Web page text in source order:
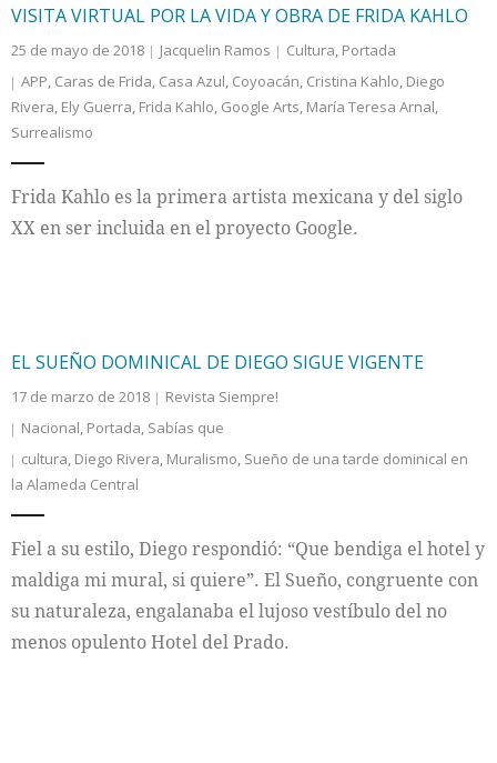
VISITA VIRTUAL POR LA VIDA Y OBRA DE FRIDA KAHLO
25 de mayo de 2018 Jacquelin Ramos Cultura, Portada
APP, Caras de Frida, Casa Azul, Coyoacán, Cristina Kahlo, Diego
Rivera, Ely Guerra, Frida Kahlo, Google Arts, María Teresa Arnal,
Surrealismo
Frida Kahlo es la primera artista mexicana y del siglo
XX en ser incluida en el proyecto Google.
EL SUEÑO DOMINICAL DE DIEGO SIGUE VIGENTE
17 de marzo de 2018
Revista Siempre!
Nacional, Portada, Sabías que
cultura, Diego Rivera, Muralismo, Sueño de una tarde dominical en
la Alameda Central
Fiel a su estilo, Diego respondió: “Que bendiga el hotel y
maldiga mi mural, si quiere”. El Sueño, congruente con
su naturaleza, engalanaba el lujoso vestíbulo del no
menos opulento Hotel del Prado.